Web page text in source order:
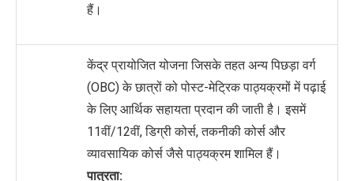
हैं।
केंद्र प्रायोजित योजना जिसके तहत अन्य पिछड़ा वर्ग
(OBC) के छात्रों को पोस्ट-मेट्रिक पाठ्यक्रमों में पढ़ाई
के लिए आर्थिक सहायता प्रदान की जाती है। इसमें
11वीं/12वीं, डिग्री कोर्स, तकनीकी कोर्स और
व्यावसायिक कोर्स जैसे पाठ्यक्रम शामिल हैं।
पात्रता: